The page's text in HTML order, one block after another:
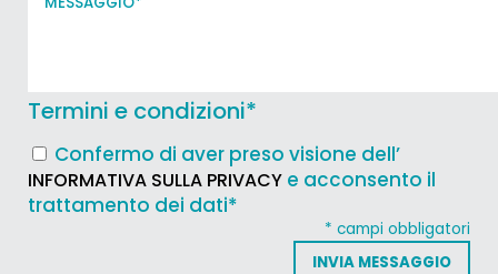
Termini e condizioni*
Confermo di aver preso visione dell’
INFORMATIVA SULLA PRIVACY e acconsento il
trattamento dei dati*
* campi obbligatori